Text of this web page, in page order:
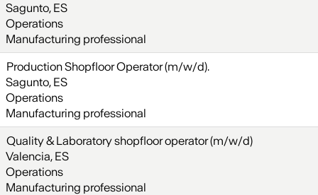
Sagunto, ES
Operations
Manufacturing professional
Production Shopfloor Operator (m/w/d).
Sagunto, ES
Operations
Manufacturing professional
Quality & Laboratory shopfloor operator (m/w/d)
Valencia, ES
Operations
Manufacturing professional